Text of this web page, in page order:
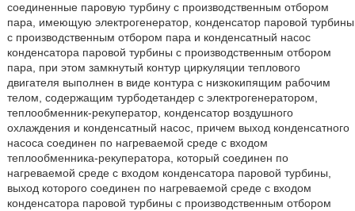
соединенные паровую турбину с производственным отбором
пара, имеющую электрогенератор, конденсатор паровой турбины
с производственным отбором пара и конденсатный насос
конденсатора паровой турбины с производственным отбором
пара, при этом замкнутый контур циркуляции теплового
двигателя выполнен в виде контура с низкокипящим рабочим
телом, содержащим турбодетандер с электрогенератором,
теплообменник-рекуператор, конденсатор воздушного
охлаждения и конденсатный насос, причем выход конденсатного
насоса соединен по нагреваемой среде с входом
теплообменника-рекуператора, который соединен по
нагреваемой среде с входом конденсатора паровой турбины,
выход которого соединен по нагреваемой среде с входом
конденсатора паровой турбины с производственным отбором